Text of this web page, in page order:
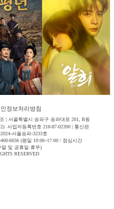
정보처리방침
| 서울특별시 송파구 송파대로 201, B동
사업자등록번호 218-87-02390 | 통신판
서울송파-3233호
6036 (평일 10:00~17:00 / 점심시간
말 및 공휴일 휴무)
RESERVED